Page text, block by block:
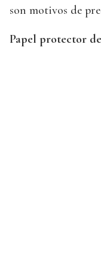
son motivos de
Papel protector